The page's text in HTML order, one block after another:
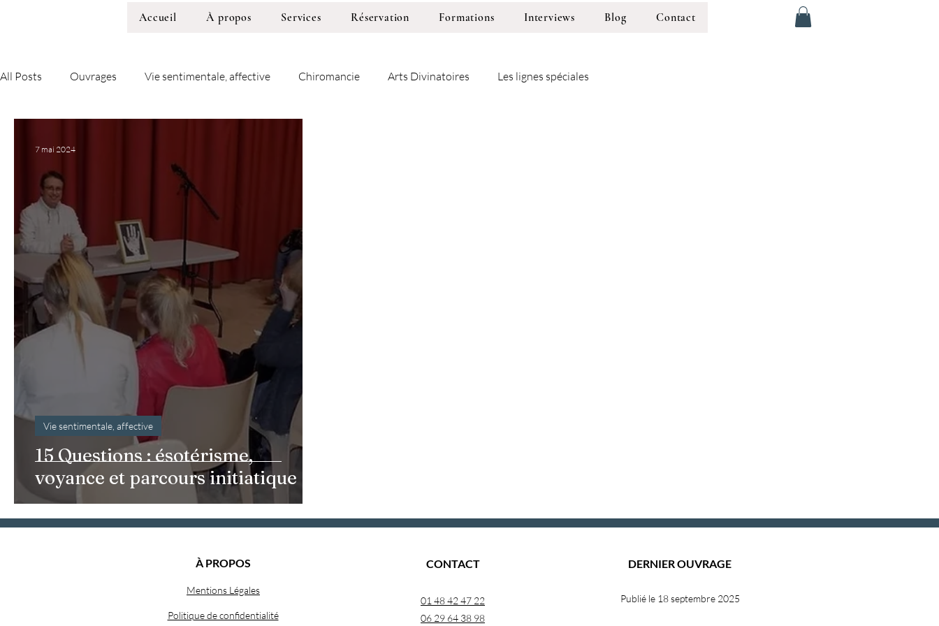
Accueil À propos Services Réservation Formations Interviews Blog Contact
All Posts Ouvrages Vie sentimentale, affective Chiromancie Arts Divinatoires Les lignes spéciales
15 Questions : ésotérisme,
voyance et parcours initiatique
Vie sentimentale, affective
7 mai 2024
À PROPOS
Mentions Légales
Politique de confidentialité
CONTACT DERNIER OUVRAGE
01 48 42 47 22
06 29 64 38 98
Publié le 18 septembre 2025